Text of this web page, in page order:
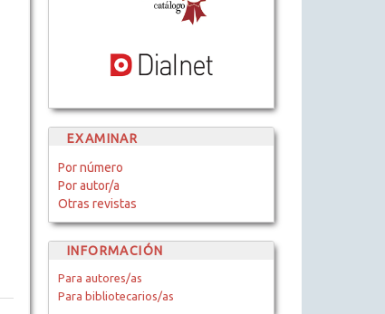
EXAMINAR
Por número
Por autor/a
Otras revistas
INFORMACIÓN
Para autores/as
Para bibliotecarios/as